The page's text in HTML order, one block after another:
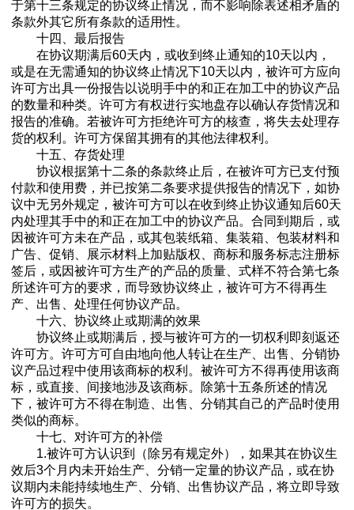
于第十三条规定的协议终止情况，而不影响除表述相矛盾的
条款外其它所有条款的适用性。
十四、最后报告
在协议期满后60天内，或收到终止通知的10天以内，
或是在无需通知的协议终止情况下10天以内，被许可方应向
许可方出具一份报告以说明手中的和正在加工中的协议产品
的数量和种类。许可方有权进行实地盘存以确认存货情况和
报告的准确。若被许可方拒绝许可方的核查，将失去处理存
货的权利。许可方保留其拥有的其他法律权利。
十五、存货处理
协议根据第十二条的条款终止后，在被许可方已支付预
付款和使用费，并已按第二条要求提供报告的情况下，如协
议中无另外规定，被许可方可以在收到终止协议通知后60天
内处理其手中的和正在加工中的协议产品。合同到期后，或
因被许可方未在产品，或其包装纸箱、集装箱、包装材料和
广告、促销、展示材料上加贴版权、商标和服务标志注册标
签后，或因被许可方生产的产品的质量、式样不符合第七条
所述许可方的要求，而导致协议终止，被许可方不得再生
产、出售、处理任何协议产品。
十六、协议终止或期满的效果
协议终止或期满后，授与被许可方的一切权利即刻返还
许可方。许可方可自由地向他人转让在生产、出售、分销协
议产品过程中使用该商标的权利。被许可方不得再使用该商
标，或直接、间接地涉及该商标。除第十五条所述的情况
下，被许可方不得在制造、出售、分销其自己的产品时使用
类似的商标。
十七、对许可方的补偿
1.被许可方认识到（除另有规定外），如果其在协议生
效后3个月内未开始生产、分销一定量的协议产品，或在协
议期内未能持续地生产、分销、出售协议产品，将立即导致
许可方的损失。